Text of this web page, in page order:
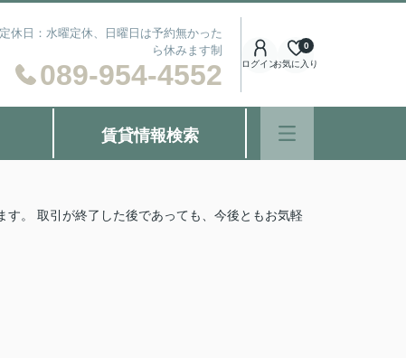
休日：水曜定休、日曜日は予約無かった
ら休みます制
089-954-4552 ログインお気に入り
0
賃貸情報検索
。 取引が終了した後であっても、今後ともお気軽